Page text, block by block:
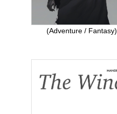
(Adventure / Fantasy)